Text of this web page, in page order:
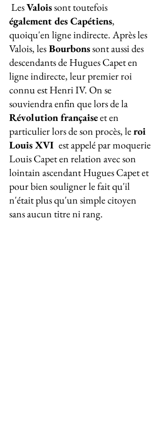
Les Valois sont toutefois
également des Capétiens,
quoiqu'en ligne indirecte. Après les
Valois, les Bourbons sont aussi des
descendants de Hugues Capet en
ligne indirecte, leur premier roi
connu est Henri IV. On se
souviendra enfin que lors de la
Révolution française et en
particulier lors de son procès, le roi
Louis XVI est appelé par moquerie
Louis Capet en relation avec son
lointain ascendant Hugues Capet et
pour bien souligner le fait qu'il
n'était plus qu'un simple citoyen
sans aucun titre ni rang.